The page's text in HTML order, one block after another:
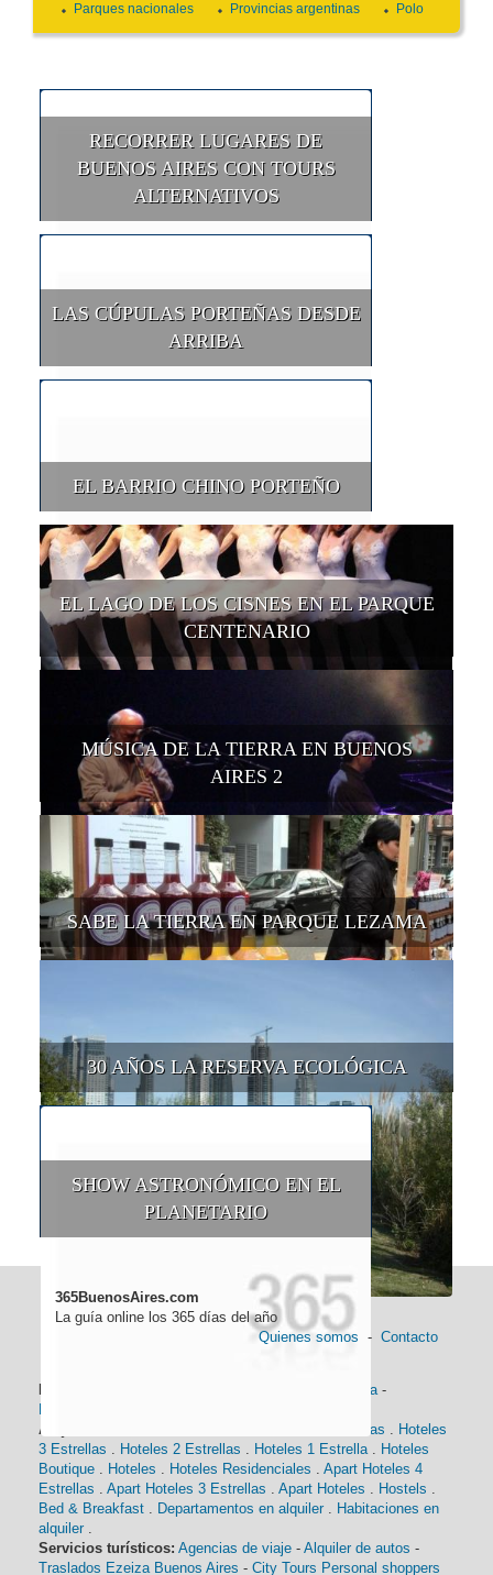
Parques nacionales
Provincias argentinas Polo
RECORRER LUGARES DE
BUENOS AIRES CON TOURS
ALTERNATIVOS
LAS CÚPULAS PORTEÑAS DESDE
ARRIBA
EL BARRIO CHINO PORTEÑO
EL LAGO DE LOS CISNES EN EL PARQUE
CENTENARIO
MÚSICA DE LA TIERRA EN BUENOS
AIRES 2
SABE LA TIERRA EN PARQUE LEZAMA
30 AÑOS LA RESERVA ECOLÓGICA
SHOW ASTRONÓMICO EN EL
PLANETARIO
365BuenosAires.com
La guía online los 365 días del año
Quienes somos - Contacto
Historia-
Alojamiento:
Hoteles 4 Estrellas . Hoteles
3 Estrellas . Hoteles 2 Estrellas . Hoteles 1 Estrella. Hoteles
Boutique . Hoteles . Hoteles Residenciales . Apart Hoteles 4
Estrellas . Apart Hoteles 3 Estrellas . Apart Hoteles . Hostels .
Bed & Breakfast . Departamentos en alquiler . Habitaciones en
alquiler .
Servicios turísticos: Agencias de viaje - Alquiler de autos -
Traslados Ezeiza Buenos Aires - City Tours Personal shoppers